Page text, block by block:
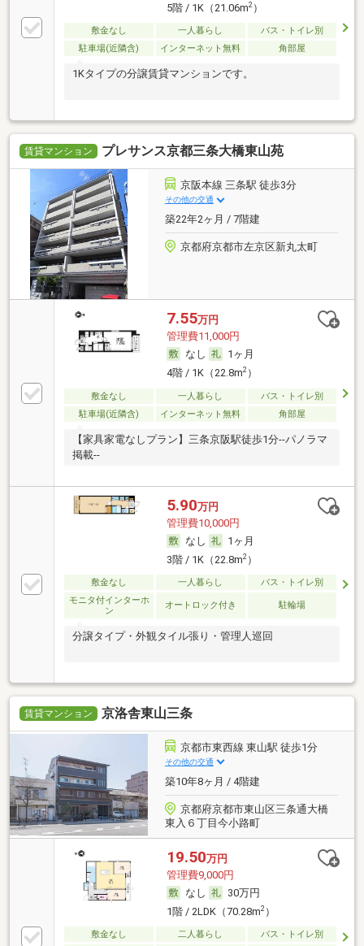
5階 / 1K（21.06m2）
敷金なし 一人暮らし
バス・トイレ別
駐車場(近隣含)
インターネット無料 角部屋
1Kタイプの分譲賃貸マンションです。
賃貸マンション プレサンス京都三条大橋東山苑
京阪本線 三条駅 徒歩3分
その他の交通
築22年2ヶ月 / 7階建
京都府京都市左京区新丸太町
7.55万円
管理費11,000円
なし
1ヶ月
4階 / 1K（22.8m2）
敷金なし 一人暮らし
バス・トイレ別
駐車場(近隣含)
インターネット無料 角部屋
【家具家電なしプラン】三条京阪駅徒歩1分--パノラマ
掲載--
5.90万円
管理費10,000円
なし
1ヶ月
3階 / 1K（22.8m2）
敷金なし 一人暮らし
バス・トイレ別
モニタ付インターホ
ン
オートロック付き 駐輪場
分譲タイプ・外観タイル張り・管理人巡回
賃貸マンション 京洛舎東山三条
京都市東西線 東山駅 徒歩1分
その他の交通
築10年8ヶ月 / 4階建
京都府京都市東山区三条通大橋
東入６丁目今小路町
19.50万円
管理費9,000円
なし
30万円
1階 / 2LDK（70.28m2）
敷金なし 二人暮らし バス・トイレ別